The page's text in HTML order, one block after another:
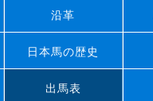
沿革
日本馬の歴史
出馬表